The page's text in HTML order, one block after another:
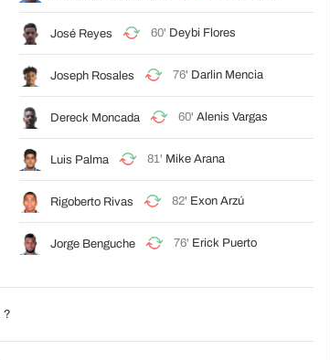
José Reyes 60' Deybi Flores
Joseph Rosales 76' Darlin Mencia
Dereck Moncada 60' Alenis Vargas
Luis Palma 81' Mike Arana
Rigoberto Rivas 82' Exon Arzú
Jorge Benguche 76' Erick Puerto
?